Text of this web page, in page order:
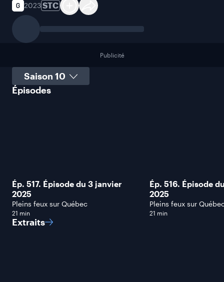
2023STC
Publicité
Sélectionner une saison
Épisodes
Ép. 517. Épisode du 3 janvier
2025
Pleins feux sur Québec
21 min
Ép. 516. Épisode
2025
Pleins feux sur
21 min
Extraits